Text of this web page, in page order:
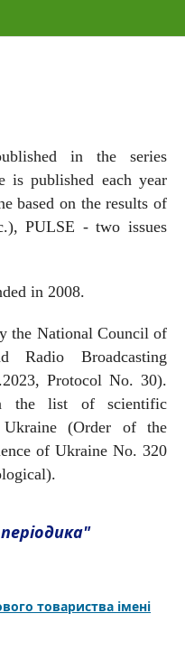
in the series
is published each year
based on the results of
PULSE - two issues
in 2008.
the National Council of
Radio Broadcasting
Protocol No. 30).
the list of scientific
Ukraine (Order of the
of Ukraine No. 320
товариства імені